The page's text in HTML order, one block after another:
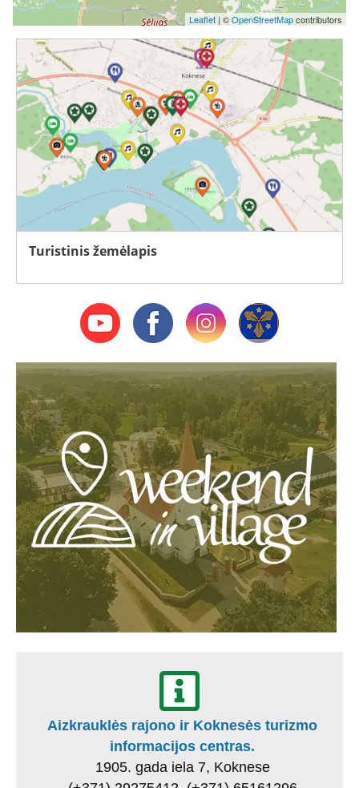
Leaflet | ©OpenStreetMapcontributors
Turistinis žemėlapis
Aizkrauklės rajono ir Koknesės turizmo
informacijos centras.
1905. gada iela 7, Koknese